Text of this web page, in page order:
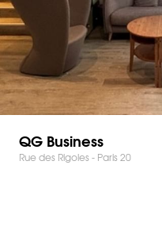
QG Business
Rue des Rigoles - Paris 20